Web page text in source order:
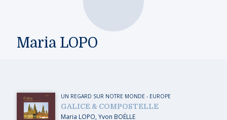
Maria LOPO
UN REGARD SUR NOTRE MONDE - EUROPE
GALICE & COMPOSTELLE
Maria LOPO, Yvon BOËLLE